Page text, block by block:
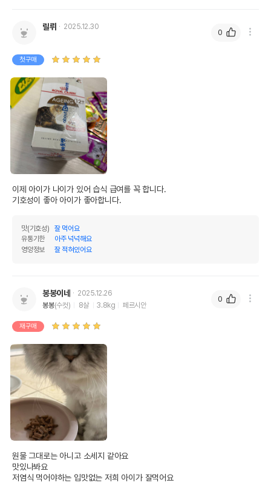
릴뤼 2025.12.30
첫구매
이제 아이가 나이가 있어 습식 급여를 꼭 합니다.
기호성이 좋아 아이가 좋아합니다.
맛(기호성)
잘 먹어요
유통기한
아주 넉넉해요
영양정보
잘 적혀있어요
0
봉봉이네
2025.12.26
봉봉(수컷) 8살 3.8kg 페르시안
재구매
원물 그대로는 아니고 소세지 같아요
맛있나봐요
저염식 먹어야하는 입맛없는 저희 아이가 잘먹어요
0